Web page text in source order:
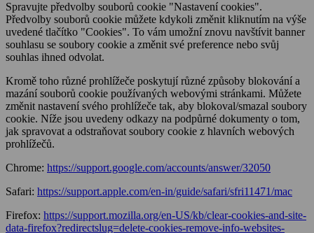
Spravujte předvolby souborů cookie "Nastavení cookies".
Předvolby souborů cookie můžete kdykoli změnit kliknutím na výše
uvedené tlačítko "Cookies". To vám umožní znovu navštívit banner
souhlasu se soubory cookie a změnit své preference nebo svůj
souhlas ihned odvolat.
Kromě toho různé prohlížeče poskytují různé způsoby blokování a
mazání souborů cookie používaných webovými stránkami. Můžete
změnit nastavení svého prohlížeče tak, aby blokoval/smazal soubory
cookie. Níže jsou uvedeny odkazy na podpůrné dokumenty o tom,
jak spravovat a odstraňovat soubory cookie z hlavních webových
prohlížečů.
Chrome: https://support.google.com/accounts/answer/32050
Safari: https://support.apple.com/en-in/guide/safari/sfri11471/mac
Firefox: https://support.mozilla.org/en-US/kb/clear-cookies-and-site-
data-firefox?redirectslug=delete-cookies-remove-info-websites-